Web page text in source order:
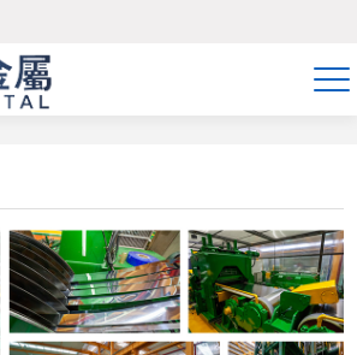
有精品-宅男噜噜噜66一区二区-吃奶动态图-狠
夜骑-永久免费av网站-国产精品无遮挡-久久精
热这里只有精品在线观看-久久久久久在线观
州av网-日日日噜噜噜